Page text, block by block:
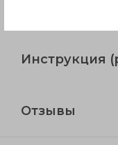
Инструкция
Отзывы